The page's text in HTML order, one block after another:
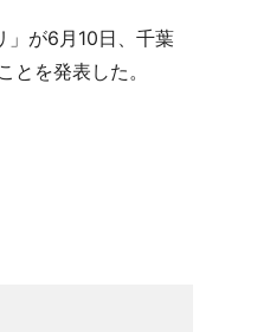
」が6月10日、千葉
を発表した。